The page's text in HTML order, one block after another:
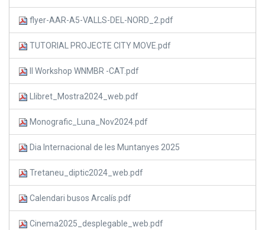
flyer-AAR-A5-VALLS-DEL-NORD_2.pdf
TUTORIAL PROJECTE CITY MOVE.pdf
II Workshop WNMBR -CAT.pdf
Llibret_Mostra2024_web.pdf
Monografic_Luna_Nov2024.pdf
Dia Internacional de les Muntanyes 2025
Tretaneu_diptic2024_web.pdf
Calendari busos Arcalís.pdf
Cinema2025_desplegable_web.pdf